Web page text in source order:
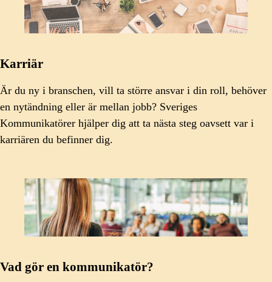
Karriär
Är du ny i branschen, vill ta större ansvar i din roll, behöver
en nytändning eller är mellan jobb? Sveriges
Kommunikatörer hjälper dig att ta nästa steg oavsett var i
karriären du befinner dig.
Vad gör en kommunikatör?